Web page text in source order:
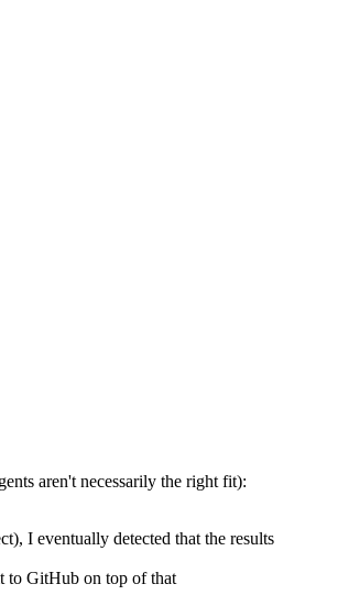
aren't necessarily the right fit):
I eventually detected that the results
to GitHub on top of that